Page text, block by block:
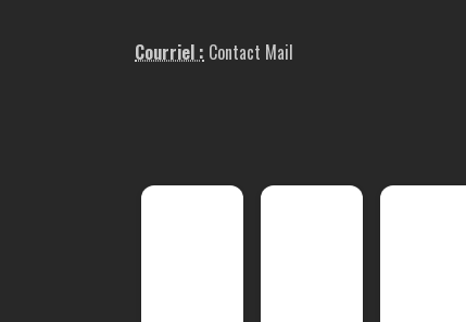
Courriel : Contact Mail